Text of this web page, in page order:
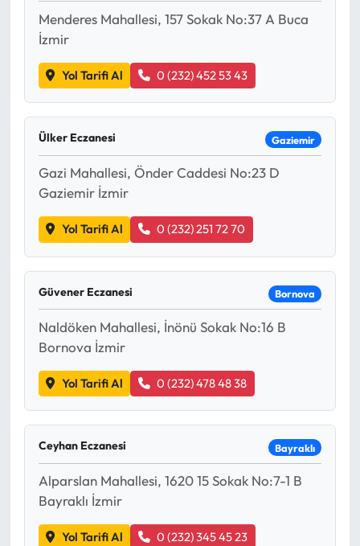
Menderes Mahallesi, 157 Sokak No:37 A Buca
İzmir
Yol Tarifi Al 0 (232) 452 53 43
Ülker Eczanesi Gaziemir
Gazi Mahallesi, Önder Caddesi No:23 D
Gaziemir İzmir
Yol Tarifi Al 0 (232) 251 72 70
Güvener Eczanesi Bornova
Naldöken Mahallesi, İnönü Sokak No:16 B
Bornova İzmir
Yol Tarifi Al 0 (232) 478 48 38
Ceyhan Eczanesi Bayraklı
Alparslan Mahallesi, 1620 15 Sokak No:7-1 B
Bayraklı İzmir
Yol Tarifi Al 0 (232) 345 45 23